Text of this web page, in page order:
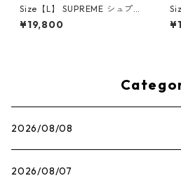
Size【L】 SUPREME シュプリ
ーム 25SS Mouse Tee White
Tシャツ 白 【新古品・未使用
¥19,800
2026/08/08
2026/08/07